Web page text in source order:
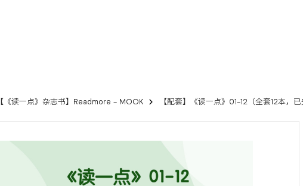
【《读一点》杂志书】Readmore - MOOK 【配套】《读一点》01-12（全套12本，